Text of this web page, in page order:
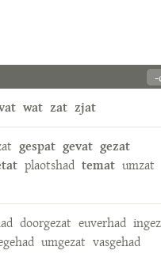
wat zat zjat
gespat gevat gezat
plaotshad temat umzat
doorgezat euverhad
umgezat vasgehad